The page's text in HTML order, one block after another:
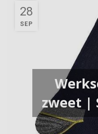
28
SEP
zweet |